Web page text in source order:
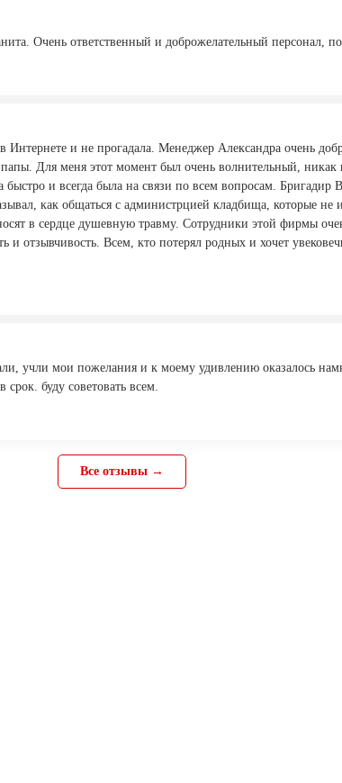
Очень ответственный и доброжелательный персонал,
и не прогадала. Менеджер Александра очень
Для меня этот момент был очень волнительный, никак
и всегда была на связи по всем вопросам. Бригадир
как общаться с администрцией кладбища, которые не
в сердце душевную травму. Сотрудники этой фирмы
и отзывчивость. Всем, кто потерял родных и хочет
учли мои пожелания и к моему удивлению оказалось
буду советовать всем.
Все отзывы →